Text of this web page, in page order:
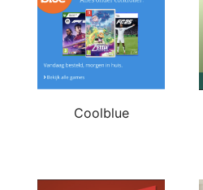
Coolblue